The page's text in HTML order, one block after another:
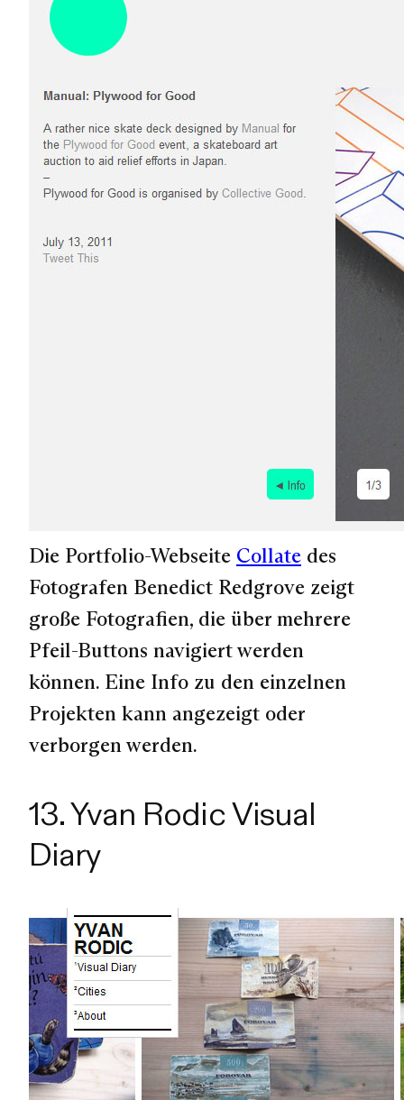
Die Portfolio-Webseite Collate des
Fotografen Benedict Redgrove zeigt
große Fotografien, die über mehrere
Pfeil-Buttons navigiert werden
können. Eine Info zu den einzelnen
Projekten kann angezeigt oder
verborgen werden.
13. Yvan Rodic Visual
Diary